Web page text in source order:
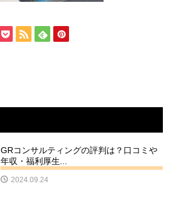
GRコンサルティングの評判は？口コミや
年収・福利厚生...
2024.09.24